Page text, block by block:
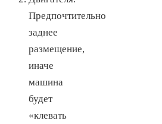
Предпочтительно
заднее
размещение,
иначе
машина
будет
«клевать